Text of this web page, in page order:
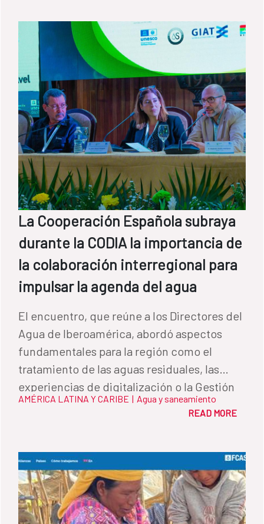
La Cooperación Española subraya
durante la CODIA la importancia de
la colaboración interregional para
impulsar la agenda del agua
El encuentro, que reúne a los Directores del
Agua de Iberoamérica, abordó aspectos
fundamentales para la región como el
tratamiento de las aguas residuales, las
experiencias de digitalización o la Gestión
Integrada de los Recursos Hídricos.
AMÉRICA LATINA Y CARIBE | Agua y saneamiento
READ MORE